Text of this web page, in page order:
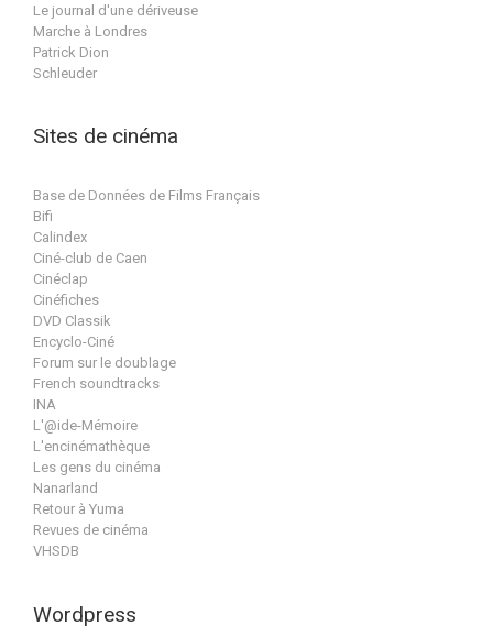
Le journal d'une dériveuse
Marche à Londres
Patrick Dion
Schleuder
Sites de cinéma
Base de Données de Films Français
Bifi
Calindex
Ciné-club de Caen
Cinéclap
Cinéfiches
DVD Classik
Encyclo-Ciné
Forum sur le doublage
French soundtracks
INA
L'@ide-Mémoire
L'encinémathèque
Les gens du cinéma
Nanarland
Retour à Yuma
Revues de cinéma
VHSDB
Wordpress